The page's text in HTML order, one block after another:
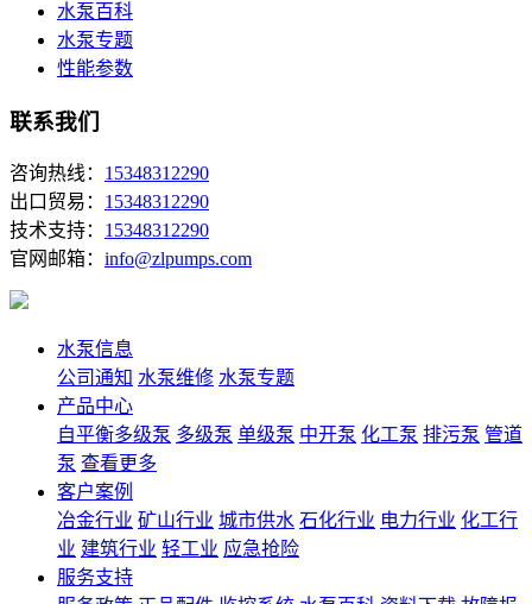
水泵百科
水泵专题
性能参数
联系我们
咨询热线： 15348312290
出口贸易： 15348312290
技术支持： 15348312290
官网邮箱： info@zlpumps.com
水泵信息
公司通知 水泵维修 水泵专题
产品中心
自平衡多级泵 多级泵 单级泵 中开泵 化工泵 排污泵 管道
泵 查看更多
客户案例
冶金行业 矿山行业 城市供水 石化行业 电力行业 化工行
业 建筑行业 轻工业 应急抢险
服务支持